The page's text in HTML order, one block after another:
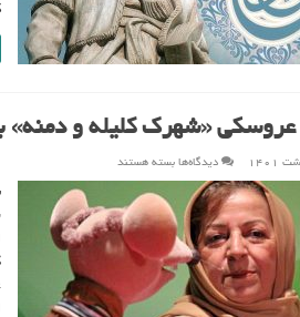
«شهرک کلیله و دمنه»
دیدگاه‌هابرای
«شهرک
کلیله
و
به
شبکه
نمایش
خانگی
می‌آید
بسته هستند